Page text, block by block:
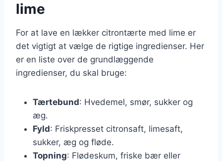
lime
For at lave en lækker citrontærte med lime er
det vigtigt at vælge de rigtige ingredienser. Her
er en liste over de grundlæggende
ingredienser, du skal bruge:
Tærtebund: Hvedemel, smør, sukker og
æg.
Fyld: Friskpresset citronsaft, limesaft,
sukker, æg og fløde.
Topning: Flødeskum, friske bær eller